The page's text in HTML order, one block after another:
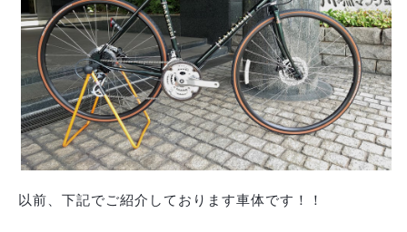
以前、下記でご紹介しております車体です！！